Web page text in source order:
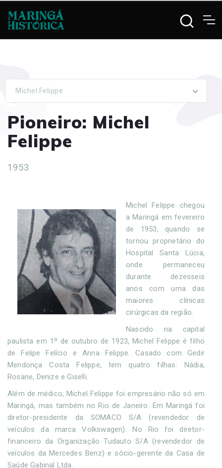
Michel Felippe
Pioneiro: Michel
Felippe
1953
Michel Felippe chegou
a Maringá em fevereiro
de 1953, quando se
tornou proprietário do
Hospital Santa Lúcia,
onde permaneceu
durante dezesseis
anos com uma das
maiores clínicas
cirúrgicas da região.
Nascido na capital
paulista em 1º de outubro de 1923, Michel Felippe é filho
de Felipe Felício e Anna Felippe. Casado com Gedir
Mendonça Costa Felippe, tem quatro filhas: Nádia,
Rosane, Denize e Giselli.
Além de médico, Michel Felippe foi empresário não só em
Maringá, mas também no Rio de Janeiro. Em Maringá foi
diretor-presidente da SOMACO S/A (revendedor de
veículos da marca Volkswagen). No Rio foi diretor-
financeiro da Organização Tudauto S/A (revendedor de
veículos da Mercedes Benz) e sócio-gerente da Casa de
Saúde Gabinal Ltda.